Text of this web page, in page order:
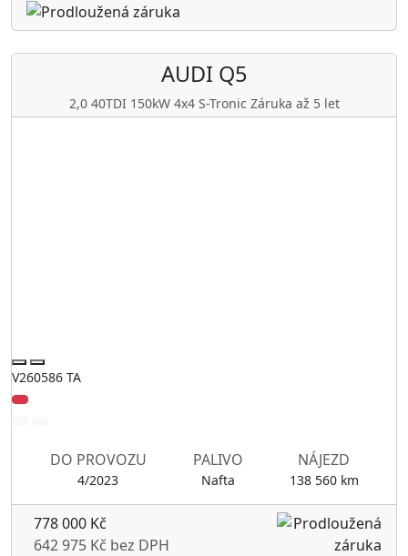
AUDI Q5
2,0 40TDI 150kW 4x4 S-Tronic Záruka až 5 let
V260586 TA
DO PROVOZU
4/2023
PALIVO
Nafta
NÁJEZD
138 560 km
778 000 Kč
642 975 Kč bez DPH